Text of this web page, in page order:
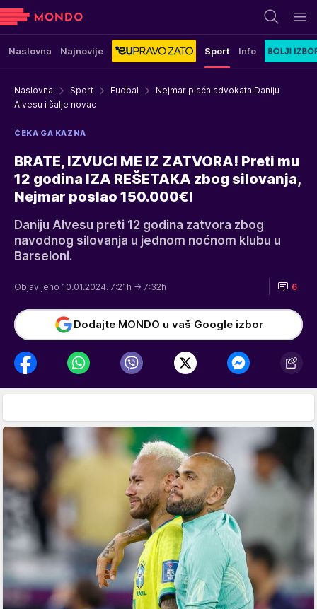
Naslovna Najnovije Sport Info
Naslovna Sport Fudbal
Nejmar plaća advokata Daniju
Alvesu i šalje novac
ČEKA GA KAZNA
BRATE, IZVUCI ME IZ ZATVORA! Preti mu
12 godina IZA REŠETAKA zbog silovanja,
Nejmar poslao 150.000€!
Daniju Alvesu preti 12 godina zatvora zbog
navodnog silovanja u jednom noćnom klubu u
Barseloni.
Objavljeno 10.01.2024. 7:21h → 7:32h 6
Dodajte MONDO u vaš Google izbor